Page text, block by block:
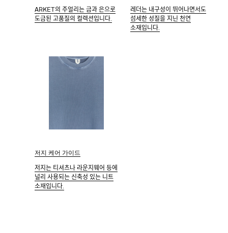
ARKET의 주얼리는 금과 은으로
도금된 고품질의 컬렉션입니다.
레더는 내구성이 뛰어나면서도
섬세한 성질을 지닌 천연
소재입니다.
저지 케어 가이드
저지는 티셔츠나 라운지웨어 등에
널리 사용되는 신축성 있는 니트
소재입니다.